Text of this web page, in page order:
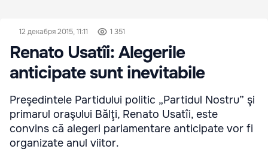
12 декабря 2015, 11:11 1 351
Renato Usatîi: Alegerile
anticipate sunt inevitabile
Preşedintele Partidului politic „Partidul Nostru” şi
primarul oraşului Bălţi, Renato Usatîi, este
convins că alegeri parlamentare anticipate vor fi
organizate anul viitor.